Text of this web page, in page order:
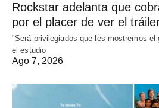
Rockstar adelanta que
por el placer de ver el
"Será privilegiados que les mostremos el
el estudio
Ago 7, 2026